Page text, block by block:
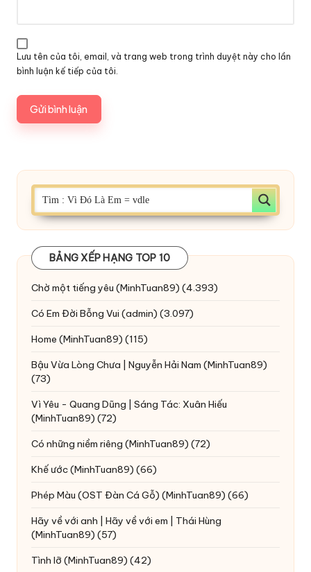
Lưu tên của tôi, email, và trang web trong trình duyệt này cho lần
bình luận kế tiếp của tôi.
BẢNG XẾP HẠNG TOP 10
Chờ một tiếng yêu (MinhTuan89) (4.393)
Có Em Đời Bỗng Vui (admin) (3.097)
Home (MinhTuan89) (115)
Bậu Vừa Lòng Chưa | Nguyễn Hải Nam (MinhTuan89)
(73)
Vì Yêu - Quang Dũng | Sáng Tác: Xuân Hiếu
(MinhTuan89) (72)
Có những niềm riêng (MinhTuan89) (72)
Khế ước(MinhTuan89) (66)
Phép Màu (OST Đàn Cá Gỗ) (MinhTuan89) (66)
Hãy về với anh | Hãy về với em | Thái Hùng
(MinhTuan89) (57)
Tình lỡ (MinhTuan89) (42)